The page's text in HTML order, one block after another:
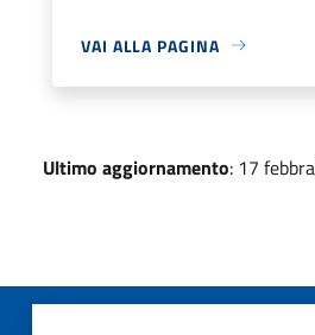
VAI ALLA PAGINA
Ultimo aggiornamento: 17